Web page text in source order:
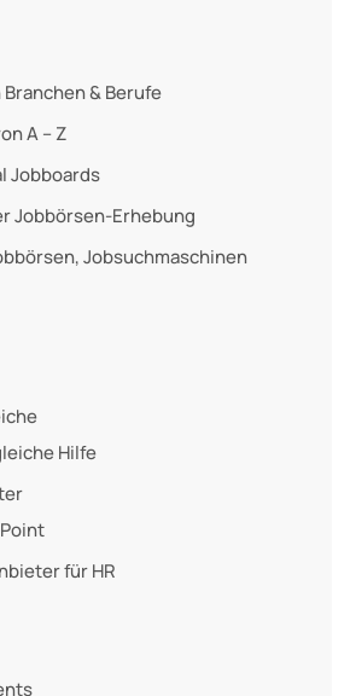
& Berufe
A – Z
Jobboards
Jobbörsen-Erhebung
Jobsuchmaschinen
Hilfe
für HR